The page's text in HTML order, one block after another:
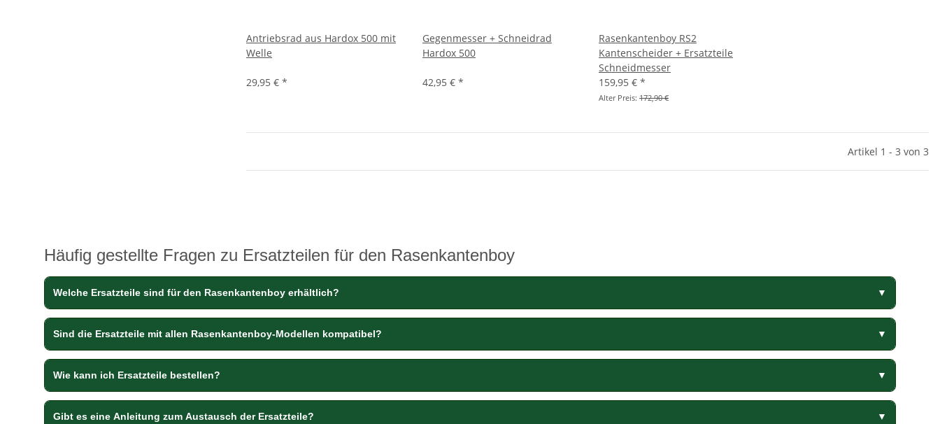
Antriebsrad aus Hardox 500 mit
Welle
29,95 € *
Gegenmesser + Schneidrad
Hardox 500
42,95 € *
Rasenkantenboy RS2
Kantenscheider + Ersatzteile
Schneidmesser
159,95 € *
Alter Preis: 172,90 €
Artikel 1 - 3 von 3
Häufig gestellte Fragen zu Ersatzteilen für den Rasenkantenboy
Welche Ersatzteile sind für den Rasenkantenboy erhältlich?
Sind die Ersatzteile mit allen Rasenkantenboy-Modellen kompatibel?
Wie kann ich Ersatzteile bestellen?
Gibt es eine Anleitung zum Austausch der Ersatzteile?